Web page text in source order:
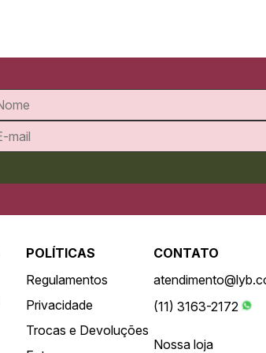
POLÍTICAS
Regulamentos
Privacidade
Trocas e Devoluções
CONTATO
(11) 3163-2172
Nossa loja